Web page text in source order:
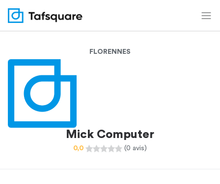
FLORENNES
Mick Computer
0,0 (0 avis)